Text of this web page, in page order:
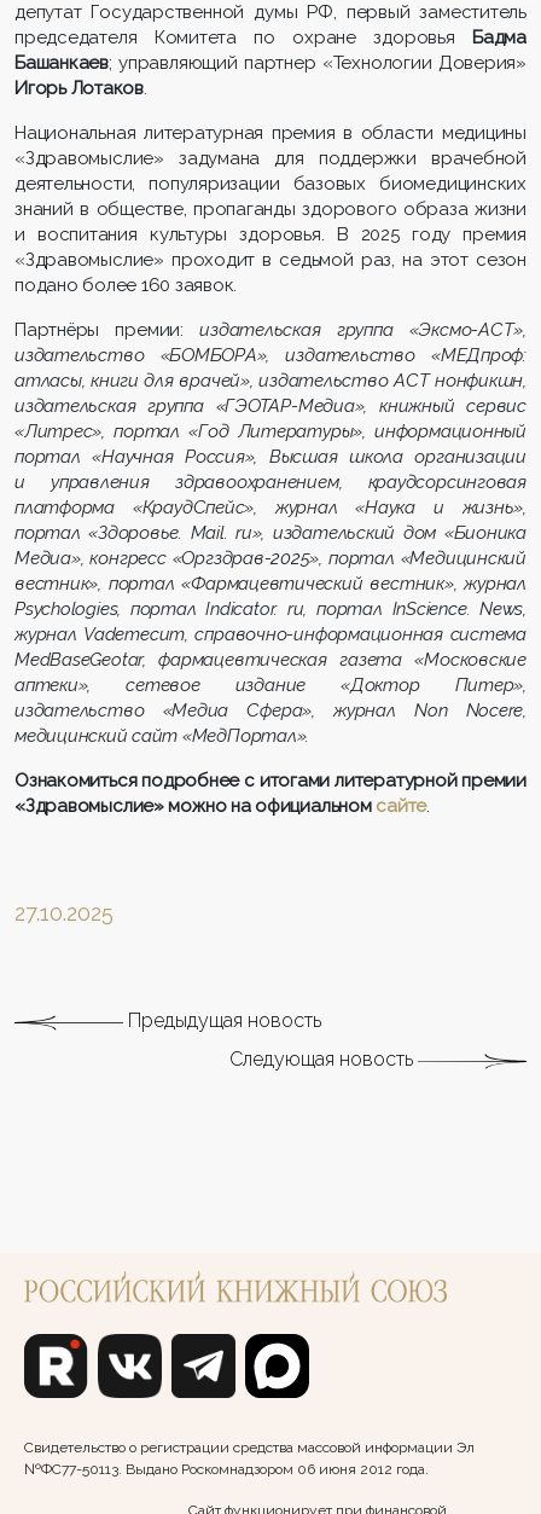
депутат Государственной думы РФ, первый заместитель
председателя Комитета по охране здоровья
Бадма
Башанкаев; управляющий партнер «Технологии Доверия»
Игорь Лотаков.
Национальная литературная премия в области медицины
«Здравомыслие» задумана для поддержки врачебной
деятельности, популяризации базовых биомедицинских
знаний в обществе, пропаганды здорового образа жизни
и воспитания культуры здоровья. В 2025 году премия
«Здравомыслие» проходит в седьмой раз, на этот сезон
подано более 160 заявок.
Партнёры премии: издательская группа «Эксмо-АСТ»,
издательство «БОМБОРА», издательство «МЕДпроф:
атласы, книги для врачей», издательство АСТ нонфикшн,
издательская группа «ГЭОТАР-Медиа», книжный сервис
«Литрес», портал «Год Литературы», информационный
портал «Научная Россия», Высшая школа организации
и управления здравоохранением, краудсорсинговая
платформа «КраудСпейс», журнал «Наука и жизнь»,
портал «Здоровье. Mail. ru», издательский дом «Бионика
Медиа», конгресс «Оргздрав-2025», портал «Медицинский
вестник», портал «Фармацевтический вестник», журнал
Psychologies, портал Indicator. ru, портал InScience. News,
журнал Vademecum, справочно-информационная система
MedBaseGeotar, фармацевтическая газета «Московские
аптеки», сетевое издание «Доктор Питер»,
издательство «Медиа Сфера», журнал Non Nocere,
медицинский сайт «МедПортал».
Ознакомиться подробнее с итогами литературной премии
«Здравомыслие» можно на официальном сайте.
27.10.2025
Предыдущая новость
Следующая новость
Свидетельство о регистрации средства массовой информации Эл
№ФС77-50113. Выдано Роскомнадзором 06 июня 2012 года.
Сайт функционирует при финансовой